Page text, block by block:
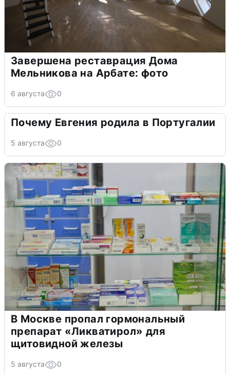
Завершена реставрация Дома
Мельникова на Арбате: фото
6 августа 0
Почему Евгения родила в Португалии
5 августа 0
В Москве пропал гормональный
препарат «Ликватирол» для
щитовидной железы
5 августа 0